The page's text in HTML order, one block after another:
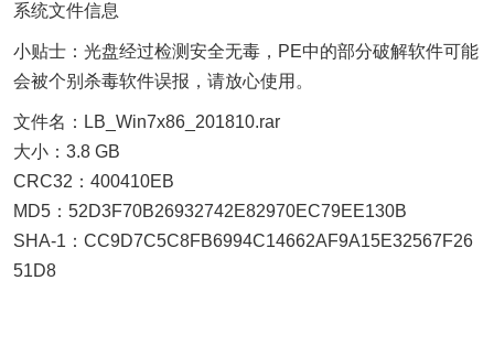
系统文件信息
小贴士：光盘经过检测安全无毒，PE中的部分破解软件可能
会被个别杀毒软件误报，请放心使用。
文件名：LB_Win7x86_201810.rar
大小：3.8 GB
CRC32：400410EB
MD5：52D3F70B26932742E82970EC79EE130B
SHA-1：CC9D7C5C8FB6994C14662AF9A15E32567F26
51D8